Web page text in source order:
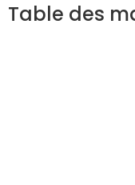
Table des